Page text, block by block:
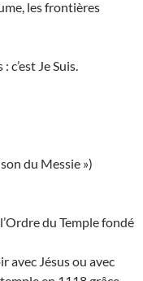
les frontières
c’est Je Suis.
du Messie »)
du Temple fondé
avec Jésus ou avec